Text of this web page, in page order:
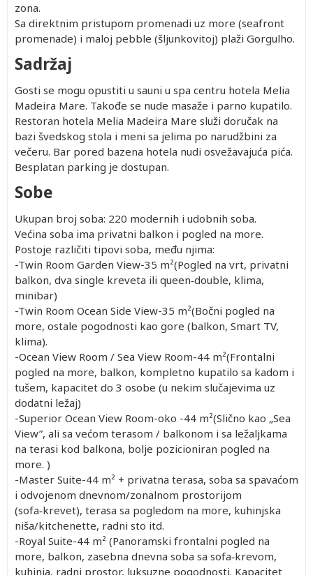
zona.
Sa direktnim pristupom promenadi uz more (seafront
promenade) i maloj pebble (šljunkovitoj) plaži Gorgulho.
Sadržaj
Gosti se mogu opustiti u sauni u spa centru hotela Melia
Madeira Mare. Takođe se nude masaže i parno kupatilo.
Restoran hotela Melia Madeira Mare služi doručak na
bazi švedskog stola i meni sa jelima po narudžbini za
večeru. Bar pored bazena hotela nudi osvežavajuća pića.
Besplatan parking je dostupan.
Sobe
Ukupan broj soba: 220 modernih i udobnih soba.
Većina soba ima privatni balkon i pogled na more.
Postoje različiti tipovi soba, među njima:
-Twin Room Garden View-35 m²(Pogled na vrt, privatni
balkon, dva single kreveta ili queen‑double, klima,
minibar)
-Twin Room Ocean Side View-35 m²(Bočni pogled na
more, ostale pogodnosti kao gore (balkon, Smart TV,
klima).
-Ocean View Room / Sea View Room-44 m²(Frontalni
pogled na more, balkon, kompletno kupatilo sa kadom i
tušem, kapacitet do 3 osobe (u nekim slučajevima uz
dodatni ležaj)
-Superior Ocean View Room-oko -44 m²(Slično kao „Sea
View”, ali sa većom terasom / balkonom i sa ležaljkama
na terasi kod balkona, bolje pozicioniran pogled na
more. )
-Master Suite-44 m² + privatna terasa, soba sa spavaćom
i odvojenom dnevnom/zonalnom prostorijom
(sofa‑krevet), terasa sa pogledom na more, kuhinjska
niša/kitchenette, radni sto itd.
-Royal Suite-44 m² (Panoramski frontalni pogled na
more, balkon, zasebna dnevna soba sa sofa‑krevom,
kuhinja, radni prostor, luksuzne pogodnosti. Kapacitet